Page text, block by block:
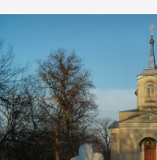
виявилося більше семи
абсолютну звичайність
оманливим – […]